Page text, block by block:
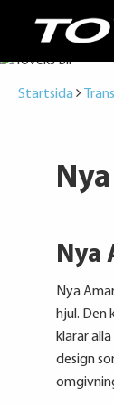
Startsida
Nya
Nya
hjul. Den
klarar
design